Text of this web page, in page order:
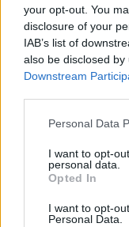
your opt-out. You
disclosure of your
IAB’s list of
also be disclosed
Downstream
Please note that
not limited to your
grant or deny
use your data for
consent section.
Personal Data
I want to opt-
personal data.
Opted In
I want to opt-
Personal Data.
Dimitris
Managing